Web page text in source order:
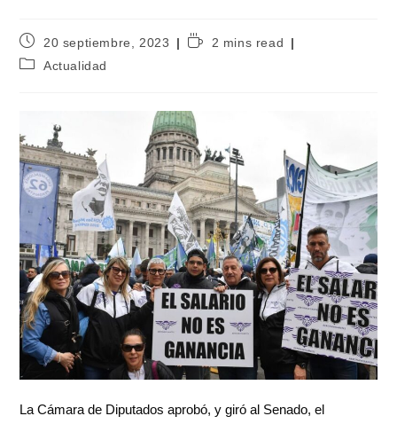
20 septiembre, 2023
2 mins read
Actualidad
La Cámara de Diputados aprobó, y giró al Senado, el